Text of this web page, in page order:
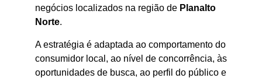
negócios localizados na região de Planalto
Norte.
A estratégia é adaptada ao comportamento do
consumidor local, ao nível de concorrência, às
oportunidades de busca, ao perfil do público e